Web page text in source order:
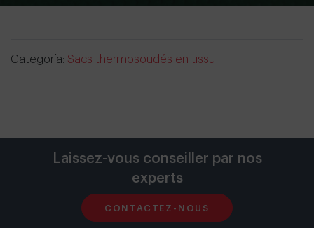
Categoría: Sacs thermosoudés en tissu
Laissez-vous conseiller par nos
experts
CONTACTEZ-NOUS